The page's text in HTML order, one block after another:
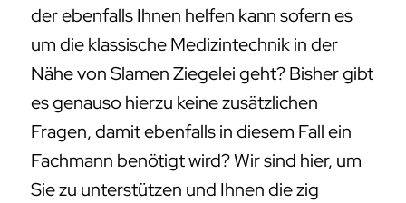
der ebenfalls Ihnen helfen kann sofern es
um die klassische Medizintechnik in der
Nähe von Slamen Ziegelei geht? Bisher gibt
es genauso hierzu keine zusätzlichen
Fragen, damit ebenfalls in diesem Fall ein
Fachmann benötigt wird? Wir sind hier, um
Sie zu unterstützen und Ihnen die zig